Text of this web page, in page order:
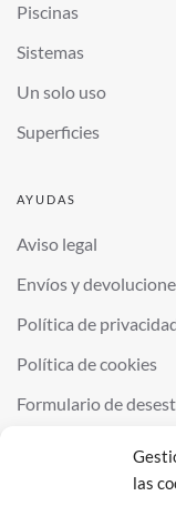
las
Piscinas
Sistemas
Un solo uso
Superficies
AYUDAS
Aviso legal
Envíos y
Política de
Política de cookies
Formulario de
QUIMINOR